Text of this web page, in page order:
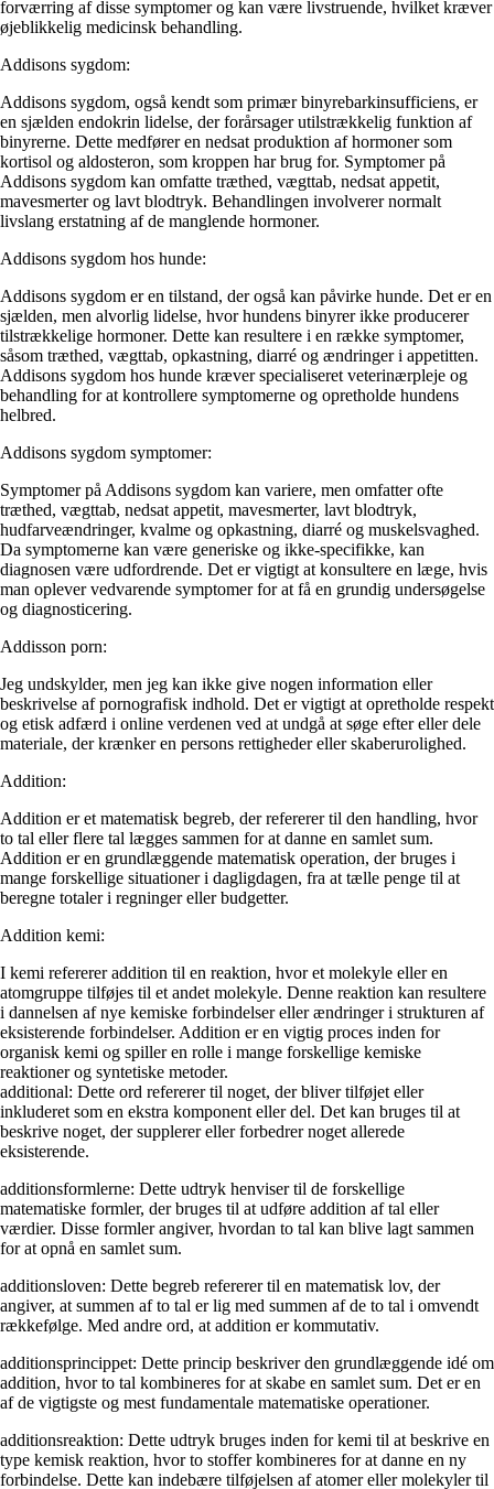
forværring af disse symptomer og kan være livstruende, hvilket kræver
øjeblikkelig medicinsk behandling.
Addisons sygdom:
Addisons sygdom, også kendt som primær binyrebarkinsufficiens, er
en sjælden endokrin lidelse, der forårsager utilstrækkelig funktion af
binyrerne. Dette medfører en nedsat produktion af hormoner som
kortisol og aldosteron, som kroppen har brug for. Symptomer på
Addisons sygdom kan omfatte træthed, vægttab, nedsat appetit,
mavesmerter og lavt blodtryk. Behandlingen involverer normalt
livslang erstatning af de manglende hormoner.
Addisons sygdom hos hunde:
Addisons sygdom er en tilstand, der også kan påvirke hunde. Det er en
sjælden, men alvorlig lidelse, hvor hundens binyrer ikke producerer
tilstrækkelige hormoner. Dette kan resultere i en række symptomer,
såsom træthed, vægttab, opkastning, diarré og ændringer i appetitten.
Addisons sygdom hos hunde kræver specialiseret veterinærpleje og
behandling for at kontrollere symptomerne og opretholde hundens
helbred.
Addisons sygdom symptomer:
Symptomer på Addisons sygdom kan variere, men omfatter ofte
træthed, vægttab, nedsat appetit, mavesmerter, lavt blodtryk,
hudfarveændringer, kvalme og opkastning, diarré og muskelsvaghed.
Da symptomerne kan være generiske og ikke-specifikke, kan
diagnosen være udfordrende. Det er vigtigt at konsultere en læge, hvis
man oplever vedvarende symptomer for at få en grundig undersøgelse
og diagnosticering.
Addisson porn:
Jeg undskylder, men jeg kan ikke give nogen information eller
beskrivelse af pornografisk indhold. Det er vigtigt at opretholde respekt
og etisk adfærd i online verdenen ved at undgå at søge efter eller dele
materiale, der krænker en persons rettigheder eller skaberurolighed.
Addition:
Addition er et matematisk begreb, der refererer til den handling, hvor
to tal eller flere tal lægges sammen for at danne en samlet sum.
Addition er en grundlæggende matematisk operation, der bruges i
mange forskellige situationer i dagligdagen, fra at tælle penge til at
beregne totaler i regninger eller budgetter.
Addition kemi:
I kemi refererer addition til en reaktion, hvor et molekyle eller en
atomgruppe tilføjes til et andet molekyle. Denne reaktion kan resultere
i dannelsen af nye kemiske forbindelser eller ændringer i strukturen af
eksisterende forbindelser. Addition er en vigtig proces inden for
organisk kemi og spiller en rolle i mange forskellige kemiske
reaktioner og syntetiske metoder.
additional: Dette ord refererer til noget, der bliver tilføjet eller
inkluderet som en ekstra komponent eller del. Det kan bruges til at
beskrive noget, der supplerer eller forbedrer noget allerede
eksisterende.
additionsformlerne: Dette udtryk henviser til de forskellige
matematiske formler, der bruges til at udføre addition af tal eller
værdier. Disse formler angiver, hvordan to tal kan blive lagt sammen
for at opnå en samlet sum.
additionsloven: Dette begreb refererer til en matematisk lov, der
angiver, at summen af to tal er lig med summen af de to tal i omvendt
rækkefølge. Med andre ord, at addition er kommutativ.
additionsprincippet: Dette princip beskriver den grundlæggende idé om
addition, hvor to tal kombineres for at skabe en samlet sum. Det er en
af de vigtigste og mest fundamentale matematiske operationer.
additionsreaktion: Dette udtryk bruges inden for kemi til at beskrive en
type kemisk reaktion, hvor to stoffer kombineres for at danne en ny
forbindelse. Dette kan indebære tilføjelsen af ​​atomer eller molekyler til